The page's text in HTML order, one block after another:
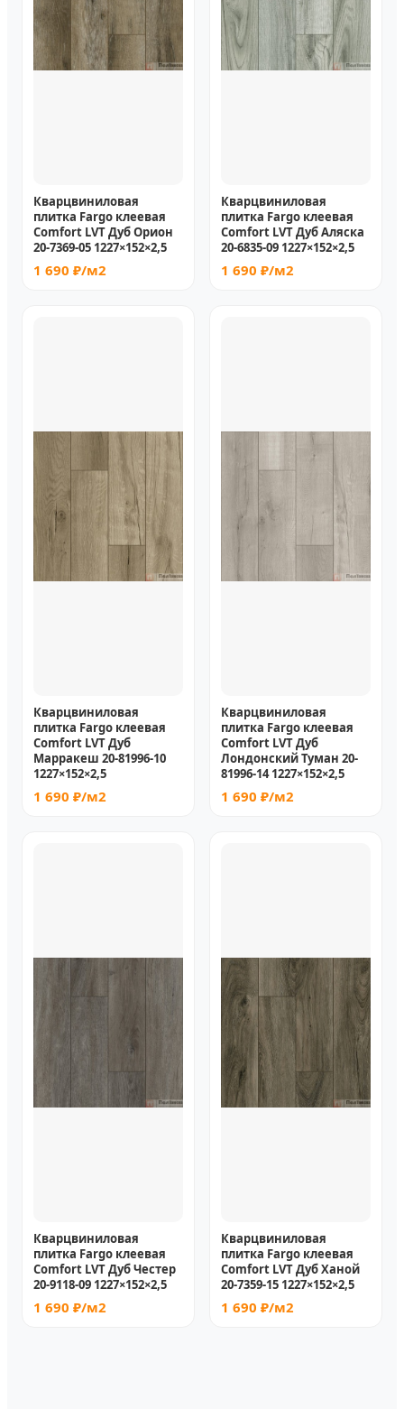
Кварцвиниловая
плитка Fargo клеевая
Comfort LVT Дуб Орион
20-7369-05 1227×152×2,5
1 690 ₽/м2
Кварцвиниловая
плитка Fargo клеевая
Comfort LVT Дуб Аляска
20-6835-09 1227×152×2,5
1 690 ₽/м2
Кварцвиниловая
плитка Fargo клеевая
Comfort LVT Дуб
Марракеш 20-81996-10
1227×152×2,5
1 690 ₽/м2
Кварцвиниловая
плитка Fargo клеевая
Comfort LVT Дуб
Лондонский Туман 20-
81996-14 1227×152×2,5
1 690 ₽/м2
Кварцвиниловая
плитка Fargo клеевая
Comfort LVT Дуб Честер
20-9118-09 1227×152×2,5
1 690 ₽/м2
Кварцвиниловая
плитка Fargo клеевая
Comfort LVT Дуб Ханой
20-7359-15 1227×152×2,5
1 690 ₽/м2